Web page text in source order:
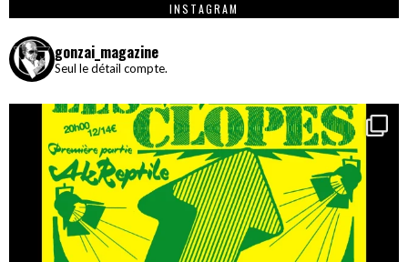
INSTAGRAM
gonzai_magazine
Seul le détail compte.